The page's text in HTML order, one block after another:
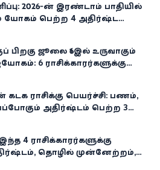
2026-ன் இரண்டாம் பாதியில்
யோகம் பெற்ற 4 அதிர்ஷ்ட
பிறகு ஜூலை 16இல் உருவாகும்
6 ராசிக்காரர்களுக்கு
கடக ராசிக்கு பெயர்ச்சி: பணம்,
அதிர்ஷ்டம் பெற்ற 3
4 ராசிக்காரர்களுக்கு
தொழில் முன்னேற்றம்,